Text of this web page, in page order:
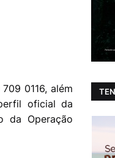
0116, além
oficial da
da Operação